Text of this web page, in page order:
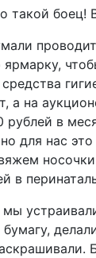
такой боец!
а на
рублей в
для нас
в